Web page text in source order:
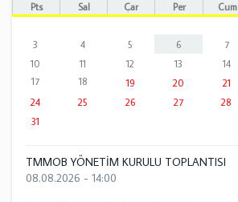
Pts Sal Çar Per Cum
3
4 5 6 7
10
11 12 13 14
17
18 19 20 21
24
25 26 27 28
31
TMMOB YÖNETİM KURULU TOPLANTISI
08.08.2026 - 14:00